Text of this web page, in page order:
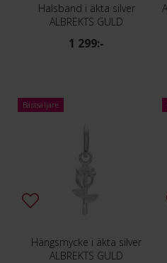
Halsband i äkta silver
ALBREKTS GULD
1 299:-
Bästsäljare
Hängsmycke i äkta silver
ALBREKTS GULD